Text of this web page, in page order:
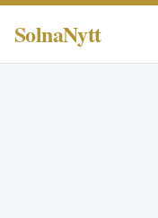
SolnaNytt